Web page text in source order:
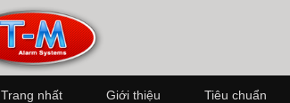
Trang nhất Giới thiệu Tiêu chuẩn